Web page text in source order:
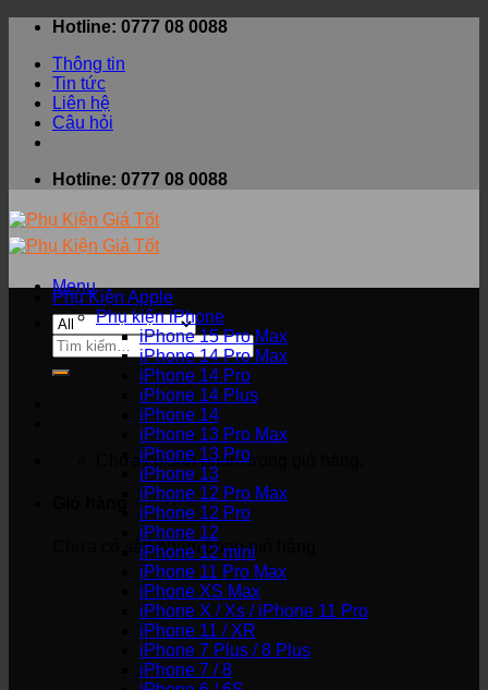
Skip
content
Hotline: 0777 08 0088
Thông tin
Tin tức
Liên hệ
Câu hỏi
Hotline: 0777 08 0088
Menu
Tìm
kiếm:
Chưa có sản phẩm trong giỏ hàng.
Chưa có sản phẩm trong giỏ hàng.
Phụ Kiện Apple
Phụ kiện iPhone
iPhone 15 Pro Max
iPhone 14 Pro Max
iPhone 14 Pro
iPhone 14 Plus
iPhone 14
iPhone 13 Pro Max
iPhone 13 Pro
iPhone 13
iPhone 12 Pro Max
iPhone 12 Pro
iPhone 12
iPhone 12 mini
iPhone 11 Pro Max
iPhone XS Max
iPhone X / Xs / iPhone 11 Pro
iPhone 11 / XR
iPhone 7 Plus / 8 Plus
iPhone 7 / 8